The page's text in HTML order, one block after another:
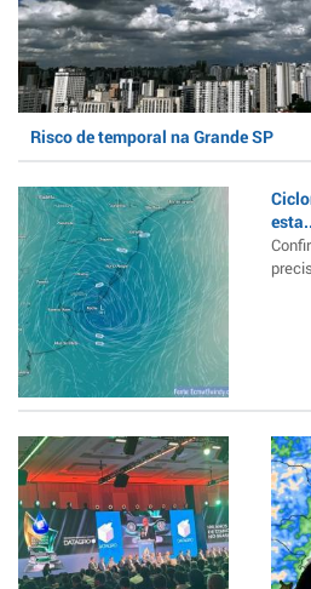
Risco de temporal na Grande SP